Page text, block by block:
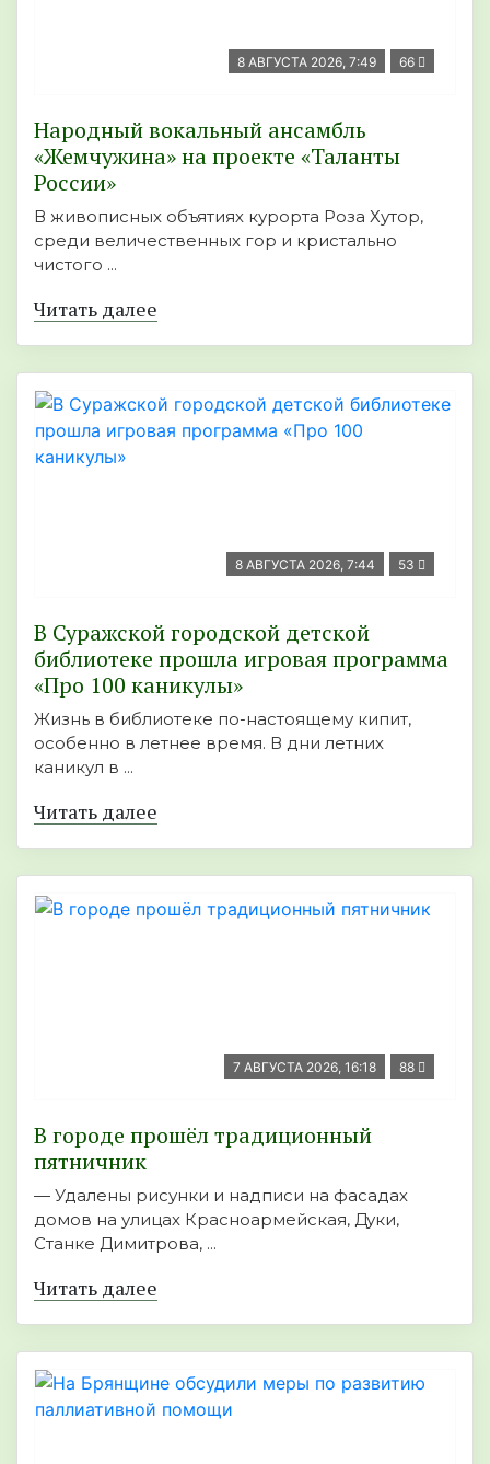
8 АВГУСТА 2026, 7:49 66
Народный вокальный ансамбль
«Жемчужина» на проекте «Таланты
России»
В живописных объятиях курорта Роза Хутор,
среди величественных гор и кристально
чистого ...
Читать далее
8 АВГУСТА 2026, 7:44 53
В Суражской городской детской
библиотеке прошла игровая программа
«Про 100 каникулы»
Жизнь в библиотеке по-настоящему кипит,
особенно в летнее время. В дни летних
каникул в ...
Читать далее
7 АВГУСТА 2026, 16:18 88
В городе прошёл традиционный
пятничник
— Удалены рисунки и надписи на фасадах
домов на улицах Красноармейская, Дуки,
Станке Димитрова, ...
Читать далее